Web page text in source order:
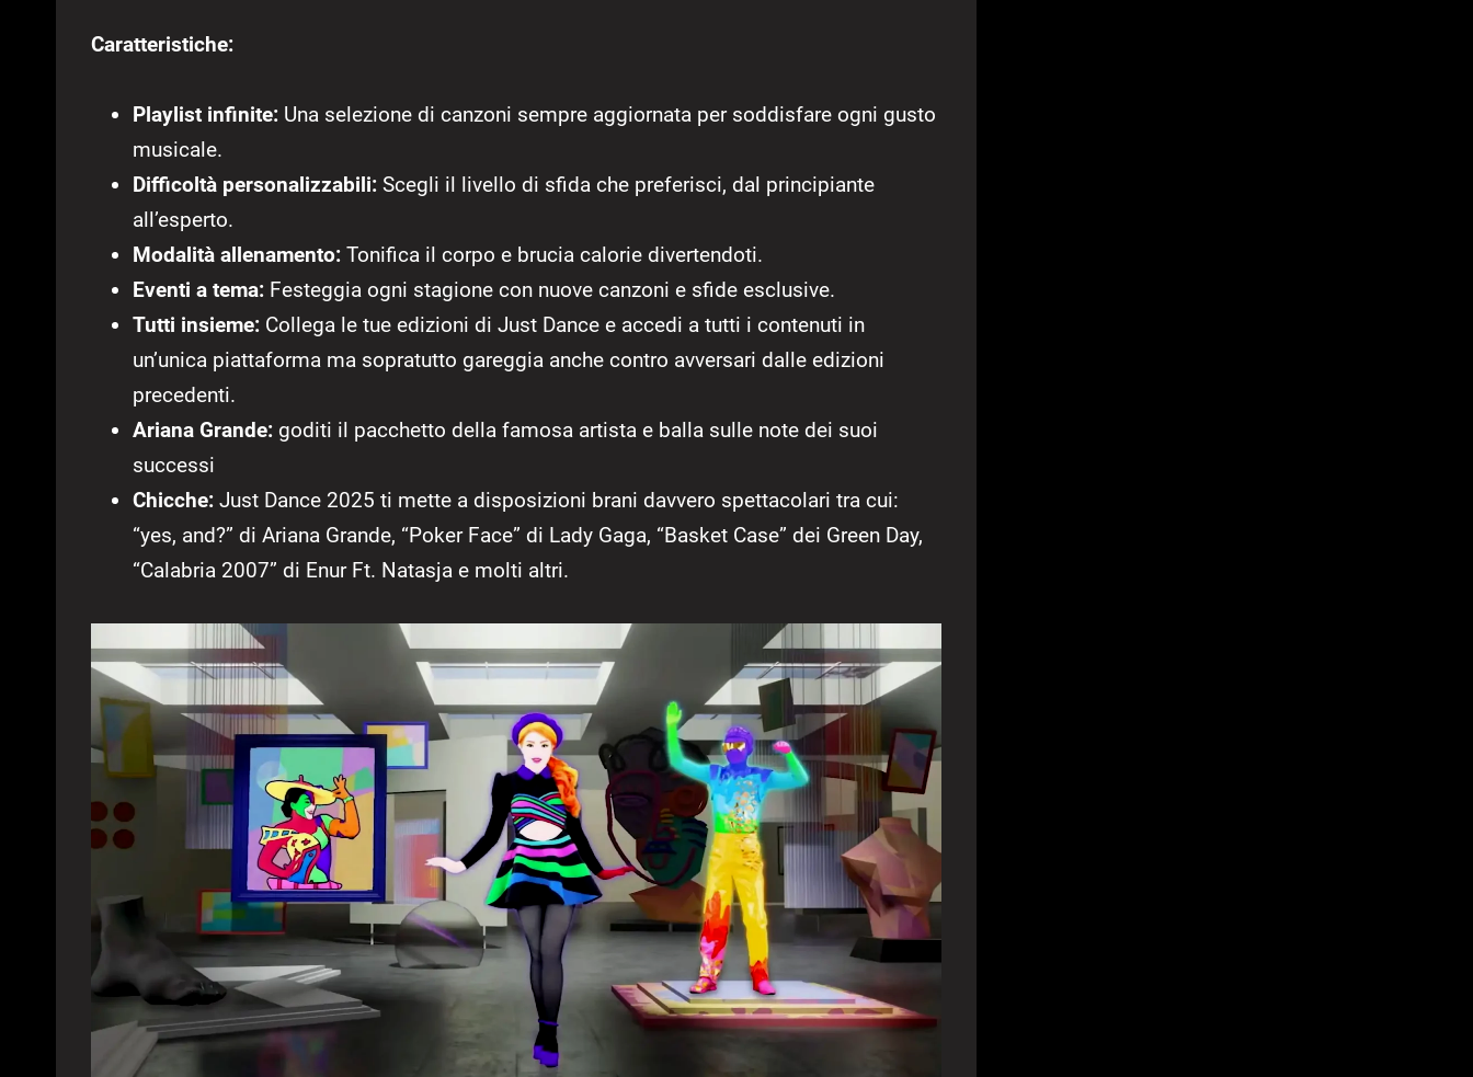
Caratteristiche:
Playlist infinite: Una selezione di canzoni sempre aggiornata per soddisfare ogni gusto
musicale.
Difficoltà personalizzabili: Scegli il livello di sfida che preferisci, dal principiante
all’esperto.
Modalità allenamento: Tonifica il corpo e brucia calorie divertendoti.
Eventi a tema: Festeggia ogni stagione con nuove canzoni e sfide esclusive.
Tutti insieme: Collega le tue edizioni di Just Dance e accedi a tutti i contenuti in
un’unica piattaforma ma sopratutto gareggia anche contro avversari dalle edizioni
precedenti.
Ariana Grande: goditi il pacchetto della famosa artista e balla sulle note dei suoi
successi
Chicche: Just Dance 2025 ti mette a disposizioni brani davvero spettacolari tra cui:
“yes, and?” di Ariana Grande, “Poker Face” di Lady Gaga, “Basket Case” dei Green Day,
“Calabria 2007” di Enur Ft. Natasja e molti altri.